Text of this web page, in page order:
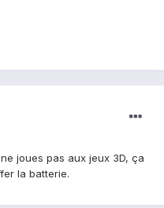
joues pas aux jeux 3D, ça
la batterie.